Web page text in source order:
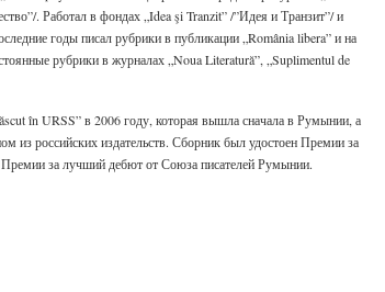
. Работал в фондах „Idea şi Tranzit” /”Идея и Транзит”/ и
годы писал рубрики в публикации „România libera” и на
рубрики в журналах „Noua Literatură”, „Suplimentul de
în URSS” в 2006 году, которая вышла сначала в Румынии, а
из российских издательств. Сборник был удостоен Премии за
за лучший дебют от Союза писателей Румынии.